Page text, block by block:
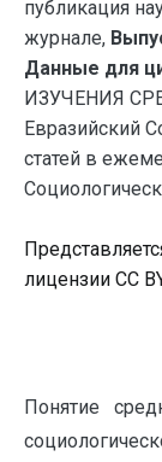
публикация
журнале,
Данные для
ИЗУЧЕНИЯ
Евразийский
статей в
лицензии CC
Понятие